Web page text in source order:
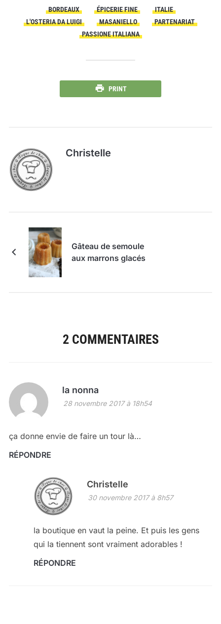
BORDEAUX ÉPICERIE FINE
ITALIE
L'OSTERIA DA LUIGI
MASANIELLO
PARTENARIAT
PASSIONE ITALIANA
PRINT
Christelle
Gâteau de semoule
aux marrons glacés
2 COMMENTAIRES
la nonna
28 novembre 2017 à 18h54
ça donne envie de faire un tour là…
RÉPONDRE
Christelle
30 novembre 2017 à 8h57
la boutique en vaut la peine. Et puis les gens
qui la tiennent sont vraiment adorables !
RÉPONDRE